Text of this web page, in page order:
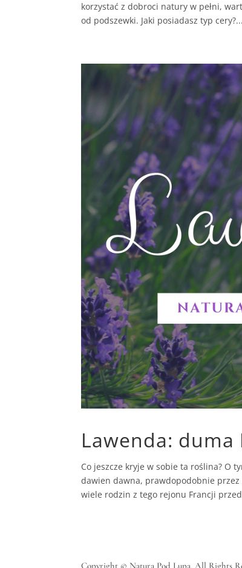
korzystać z dobroci natury w pełni,
od podszewki. Jaki posiadasz typ cery?...
Lawenda:
Co jeszcze kryje w sobie ta roślina? O
dawien dawna, prawdopodobnie przez
wiele rodzin z tego rejonu Francji
Copyright © Natura Pod Lupą. All Rights